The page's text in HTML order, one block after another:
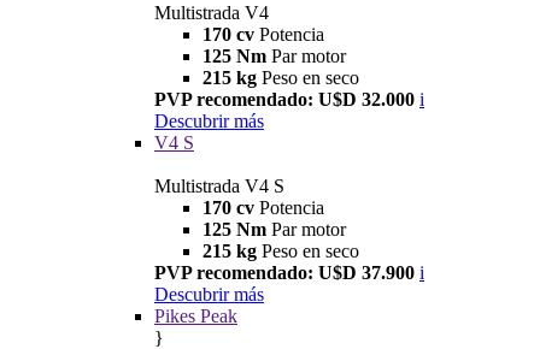
Multistrada V4
170 cv Potencia
125 Nm Par motor
215 kg Peso en seco
PVP recomendado: U$D 32.000 i
Descubrir más
V4 S
Multistrada V4 S
170 cv Potencia
125 Nm Par motor
215 kg Peso en seco
PVP recomendado: U$D 37.900 i
Descubrir más
Pikes Peak
}